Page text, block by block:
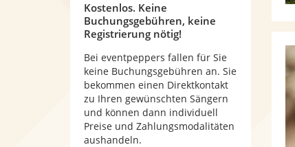
Kostenlos. Keine
Buchungsgebühren, keine
Registrierung nötig!
Bei eventpeppers fallen für Sie
keine Buchungsgebühren an. Sie
bekommen einen Direktkontakt
zu Ihren gewünschten Sängern
und können dann individuell
Preise und Zahlungsmodalitäten
aushandeln.